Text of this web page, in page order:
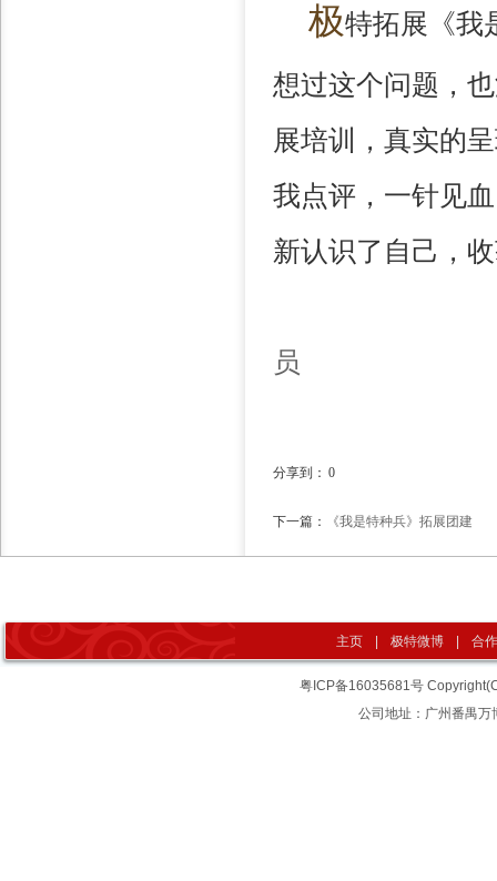
极特拓展《我
想过这个问题，
展培训，真实的
我点评，一针见
新认识了自己，
员
分享到： 0
下一篇： 《我是特种兵》拓展团建
主页 极特微博 合
粤ICP备16035681号
公司地址：广州番禺